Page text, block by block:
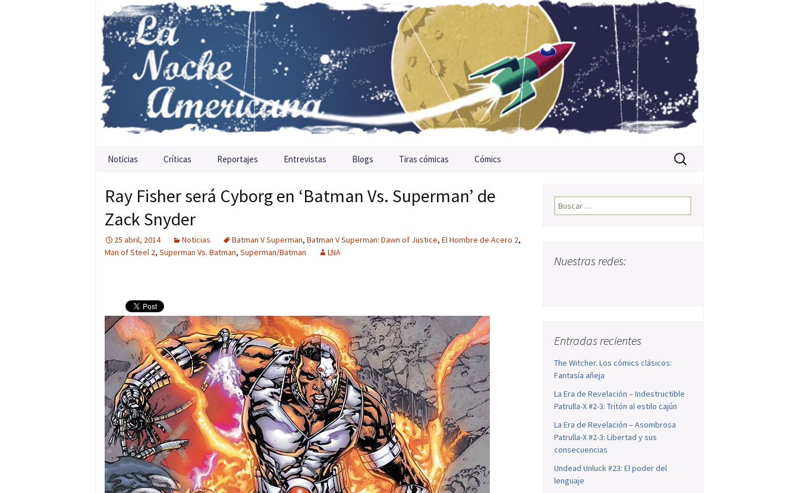
Saltar al contenido
Noticias Críticas Reportajes Entrevistas Blogs Tiras cómicas Cómics Buscar:
Ray Fisher será Cyborg en ‘Batman Vs. Superman’ de
Zack Snyder
25 abril, 2014 Noticias Batman V Superman, Batman V Superman: Dawn of Justice, El Hombre de Acero 2,
Man of Steel 2, Superman Vs. Batman, Superman/Batman LNA
Buscar:
Nuestras redes:
Entradas recientes
The Witcher. Los cómics clásicos:
Fantasía añeja
La Era de Revelación – Indestructible
Patrulla-X #2-3: Tritón al estilo cajún
La Era de Revelación – Asombrosa
Patrulla-X #2-3: Libertad y sus
consecuencias
Undead Unluck #23: El poder del
lenguaje